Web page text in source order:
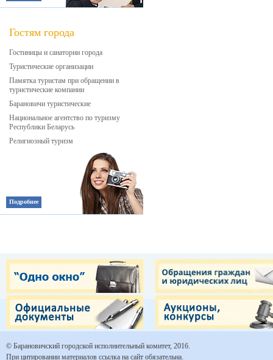
Гостям города
Гостиницы и санатории города
Туристические организации
Памятка туристам при обращении в
туристические компании
Барановичи туристические
Национальное агентство по туризму
Республики Беларусь
Религиозный туризм
Подробнее
© Барановичский городской исполнительный комитет, 2016.
При цитировании материалов ссылка на сайт обязательна.